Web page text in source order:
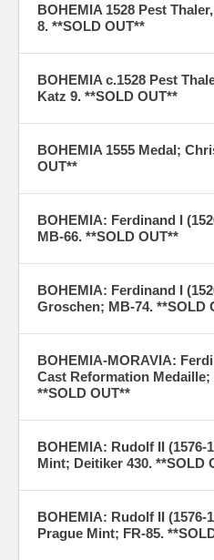
BOHEMIA 1528 Pest
8. **SOLD OUT**
BOHEMIA c.1528 Pest
Katz 9. **SOLD OUT**
BOHEMIA 1555 Medal;
OUT**
BOHEMIA: Ferdinand I
MB-66. **SOLD OUT**
BOHEMIA: Ferdinand I
Groschen; MB-74. **SOLD
BOHEMIA-MORAVIA:
Cast Reformation
**SOLD OUT**
BOHEMIA: Rudolf II (1576-
Mint; Deitiker 430. **SOLD
BOHEMIA: Rudolf II (1576-
Prague Mint; FR-85.